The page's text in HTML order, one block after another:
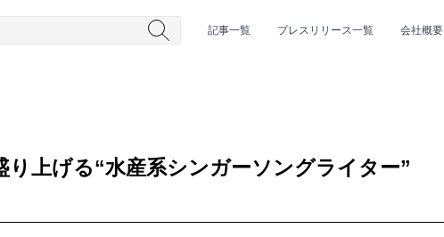
記事一覧 プレスリリース一覧 会社概要
り上げる“水産系シンガーソングライター”